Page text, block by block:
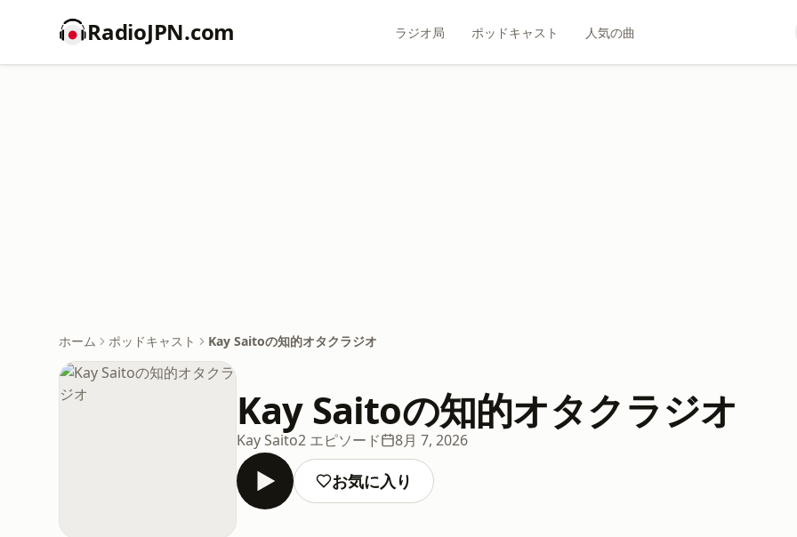
RadioJPN.com ラジオ局 ポッドキャスト 人気の曲
ホーム ポッドキャスト Kay Saitoの知的オタクラジオ
Kay Saitoの知的オタクラジオ
Kay Saito2 エピソード 8月 7, 2026
お気に入り